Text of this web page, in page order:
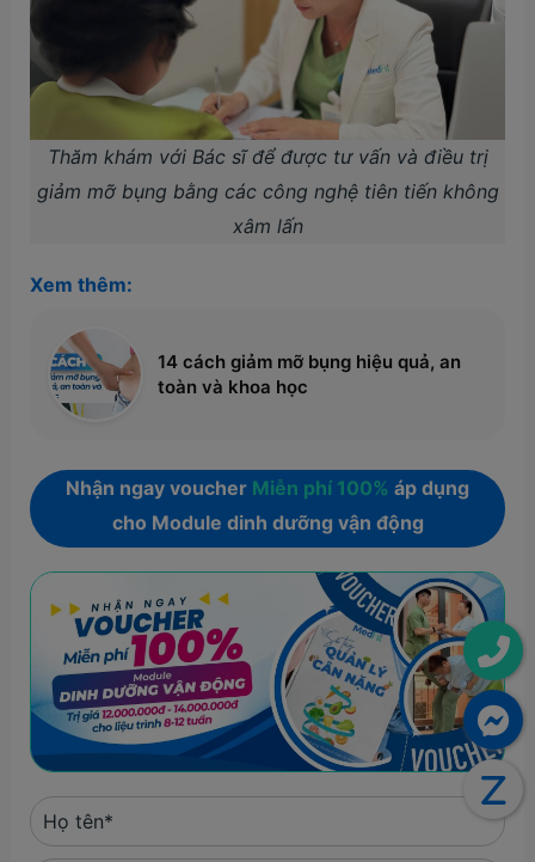
Thăm khám với Bác sĩ để được tư vấn và điều trị
giảm mỡ bụng bằng các công nghệ tiên tiến không
xâm lấn
Xem thêm:
14 cách giảm mỡ bụng hiệu quả, an
toàn và khoa học
Nhận ngay voucher Miễn phí 100% áp dụng
cho Module dinh dưỡng vận động